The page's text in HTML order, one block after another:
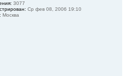
3077
Ср фев 08, 2006 19:10
Москва